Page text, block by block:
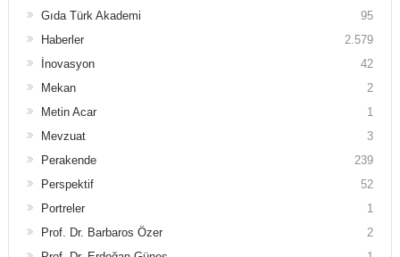
Gıda Türk Akademi
95
Haberler
2.579
İnovasyon
42
Mekan
2
Metin Acar
1
Mevzuat
3
Perakende
239
Perspektif
52
Portreler
1
Prof. Dr. Barbaros Özer
2